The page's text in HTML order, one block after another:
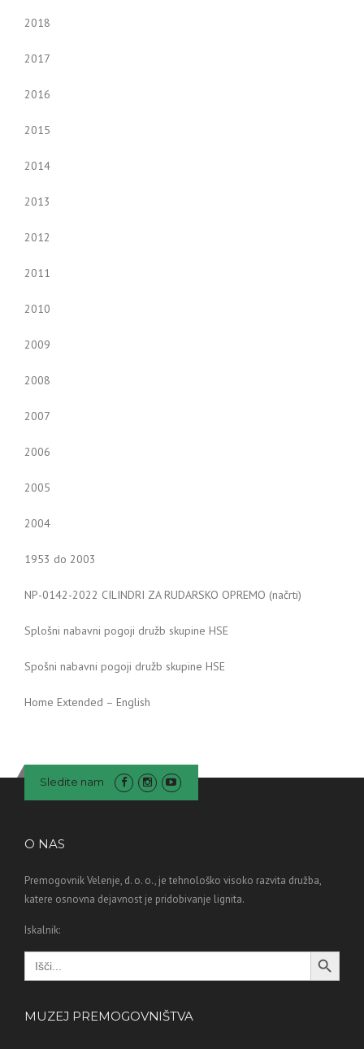
2018
2017
2016
2015
2014
2013
2012
2011
2010
2009
2008
2007
2006
2005
2004
1953 do 2003
NP-0142-2022 CILINDRI ZA RUDARSKO OPREMO (načrti)
Splošni nabavni pogoji družb skupine HSE
Spošni nabavni pogoji družb skupine HSE
Home Extended – English
Sledite nam
O NAS
Premogovnik Velenje, d. o. o., je tehnološko visoko razvita družba,
katere osnovna dejavnost je pridobivanje lignita.
Iskalnik:
Search
for:
Search Button
MUZEJ PREMOGOVNIŠTVA